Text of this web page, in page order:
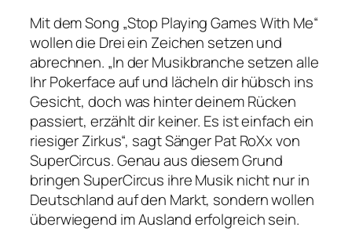
Mit dem Song „Stop Playing Games With Me“
wollen die Drei ein Zeichen setzen und
abrechnen. „In der Musikbranche setzen alle
Ihr Pokerface auf und lächeln dir hübsch ins
Gesicht, doch was hinter deinem Rücken
passiert, erzählt dir keiner. Es ist einfach ein
riesiger Zirkus“, sagt Sänger Pat RoXx von
SuperCircus. Genau aus diesem Grund
bringen SuperCircus ihre Musik nicht nur in
Deutschland auf den Markt, sondern wollen
überwiegend im Ausland erfolgreich sein.